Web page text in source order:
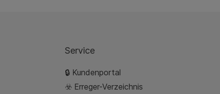
Service
🔒 Kundenportal
☣️ Erreger-Verzeichnis